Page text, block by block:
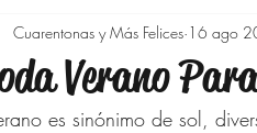
Verano
Cuarentonas y Más Felices 16 ago
es sinónimo de sol,